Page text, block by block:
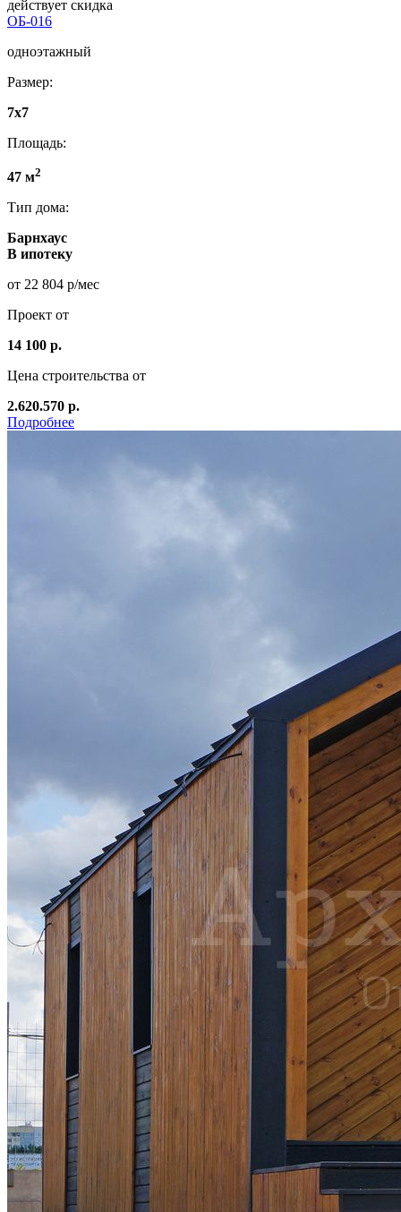
действует скидка
ОБ-016
одноэтажный
Размер:
7х7
Площадь:
47 м2
Тип дома:
Барнхаус
В ипотеку
от 22 804 р/мес
Проект от
14 100 р.
Цена строительства от
2.620.570 р.
Подробнее